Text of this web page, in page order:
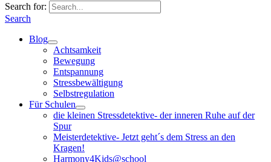
Search for:
Search
Blog
Achtsamkeit
Bewegung
Entspannung
Stressbewältigung
Selbstregulation
Für Schulen
die kleinen Stressdetektive- der inneren Ruhe auf der
Spur
Meisterdetektive- Jetzt geht´s dem Stress an den
Kragen!
Harmony4Kids@school